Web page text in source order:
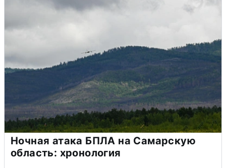
Ночная атака БПЛА на Самарскую
область: хронология